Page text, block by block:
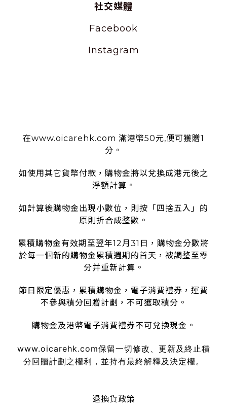
社交媒體
Facebook
Instagram
在www.oicarehk.com 滿港幣50元,便可獲贈1
分。
如使用其它貨幣付款，購物金將以兌換成港元後之
淨額計算。
如計算後購物金出現小數位，則按「四捨五入」的
原則折合成整數。
累積購物金有效期至翌年12月31日，購物金分數將
於每一個新的購物金累積週期的首天，被調整至零
分并重新計算。
節日限定優惠，累積購物金，電子消費禮券，運費
不參與積分回贈計劃，不可獲取積分。
購物金及港幣電子消費禮券不可兌換現金。
www.oicarehk.com保留一切修改、更新及終止積
分回贈計劃之權利，並持有最終解釋及決定權。
退換貨政策